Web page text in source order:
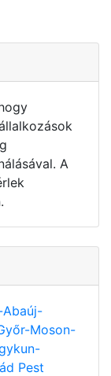
A
Abaúj-
Moson-
Pest